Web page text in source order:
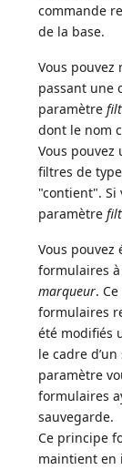
commande
de la base.
Vous
passant une
paramètre
dont le nom
Vous
filtres de
"contient". Si
paramètre
Vous
formulaires
marqueur.
formulaires
été modifiés
le cadre
paramètre
formulaires
sauvegarde.
Ce principe
maintient en